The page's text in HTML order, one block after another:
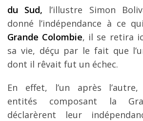
du Sud, l’illustre Simon
donné l’indépendance à ce
Grande Colombie, il se retira
sa vie, déçu par le fait que
dont il rêvait fut un échec.
En effet, l’un après
entités composant la
déclarèrent leur